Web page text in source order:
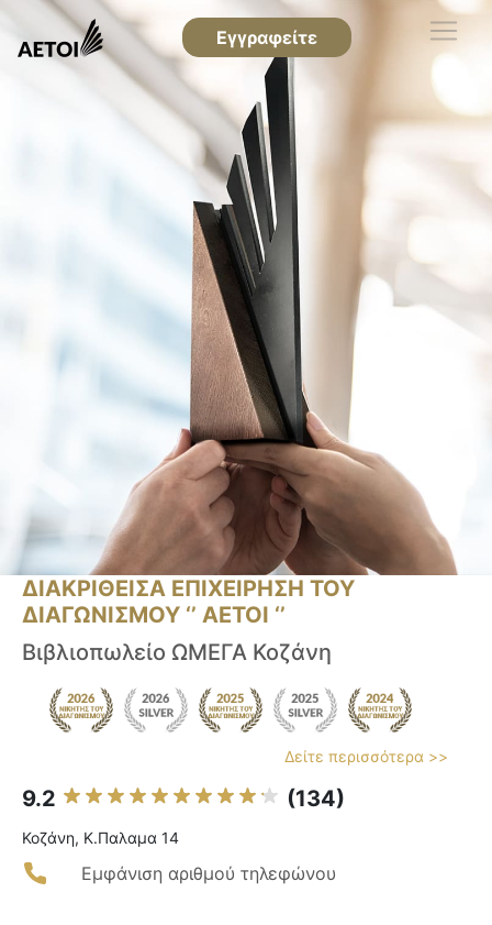
Εγγραφείτε
ΔΙΑΚΡΙΘΕΙΣΑ ΕΠΙΧΕΙΡΗΣΗ ΤΟΥ
ΔΙΑΓΩΝΙΣΜΟΥ ‘’ ΑΕΤΟΙ ‘’
Βιβλιοπωλείο ΩΜΕΓΑ Κοζάνη
Δείτε περισσότερα >>
9.2 (134)
Κοζάνη, Κ.Παλαμα 14
Εμφάνιση αριθμού τηλεφώνου